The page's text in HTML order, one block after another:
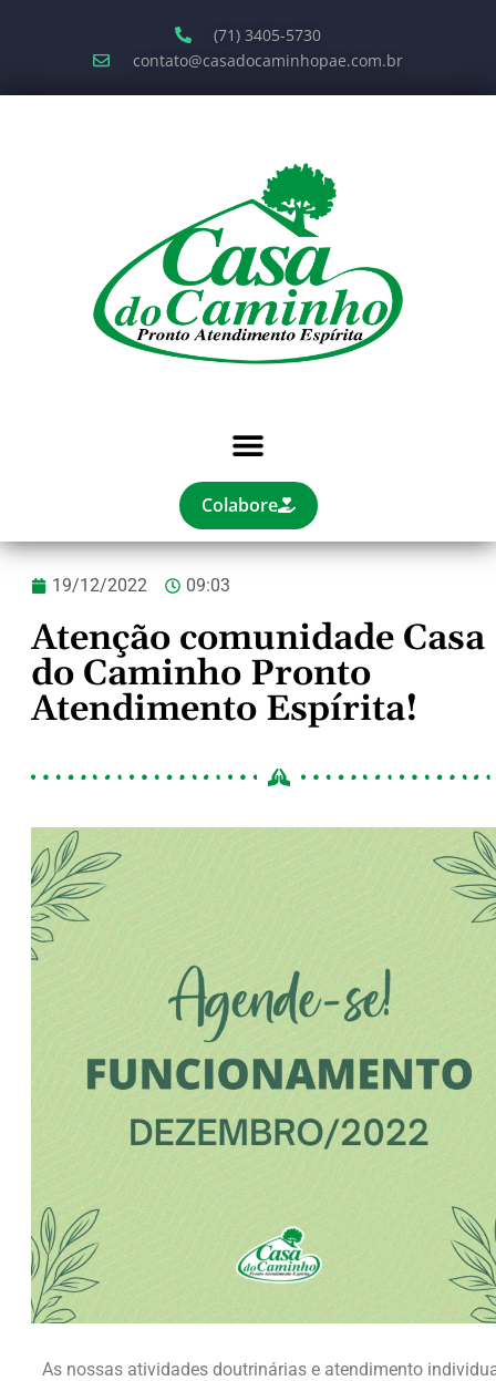
(71) 3405-5730
contato@casadocaminhopae.com.br
Colabore
19/12/2022 09:03
Atenção comunidade Casa
do Caminho Pronto
Atendimento Espírita!
As nossas atividades doutrinárias e atendimento